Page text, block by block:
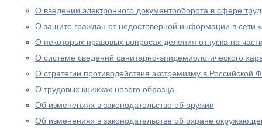
О введении электронного документооборота в сфере
О защите граждан от недостоверной информации в сети
О некоторых правовых вопросах деления отпуска на
О системе сведений санитарно-эпидемиологического
О стратегии противодействия экстремизму в Российской
О трудовых книжках нового образца
Об изменениях в законодательстве об оружии
Об изменениях в законодательстве об охране